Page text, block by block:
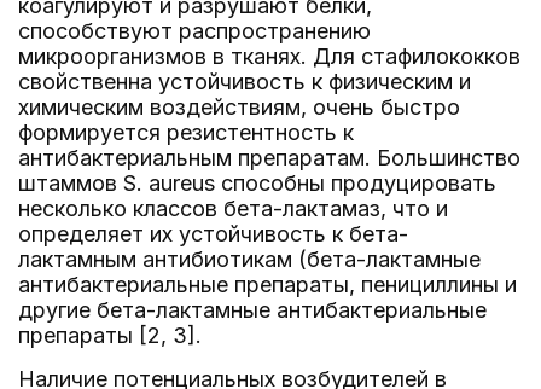
коагулируют и разрушают белки,
способствуют распространению
микроорганизмов в тканях. Для стафилококков
свойственна устойчивость к физическим и
химическим воздействиям, очень быстро
формируется резистентность к
антибактериальным препаратам. Большинство
штаммов S. aureus способны продуцировать
несколько классов бета-лактамаз, что и
определяет их устойчивость к бета-
лактамным антибиотикам (бета-лактамные
антибактериальные препараты, пенициллины и
другие бета-лактамные антибактериальные
препараты [2, 3].
Наличие потенциальных возбудителей в